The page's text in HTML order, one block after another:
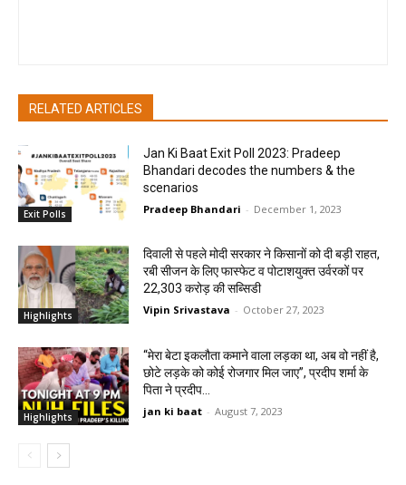
RELATED ARTICLES
Exit Polls
Jan Ki Baat Exit Poll 2023: Pradeep
Bhandari decodes the numbers & the
scenarios
Pradeep Bhandari - December 1, 2023
Highlights
दिवाली से पहले मोदी सरकार ने किसानों को दी बड़ी राहत,
रबी सीजन के लिए फास्फेट व पोटाशयुक्त उर्वरकों पर
22,303 करोड़ की सब्सिडी
Vipin Srivastava - October 27, 2023
Highlights
“मेरा बेटा इकलौता कमाने वाला लड़का था, अब वो नहीं है,
छोटे लड़के को कोई रोजगार मिल जाए”, प्रदीप शर्मा के
पिता ने प्रदीप...
jan ki baat - August 7, 2023